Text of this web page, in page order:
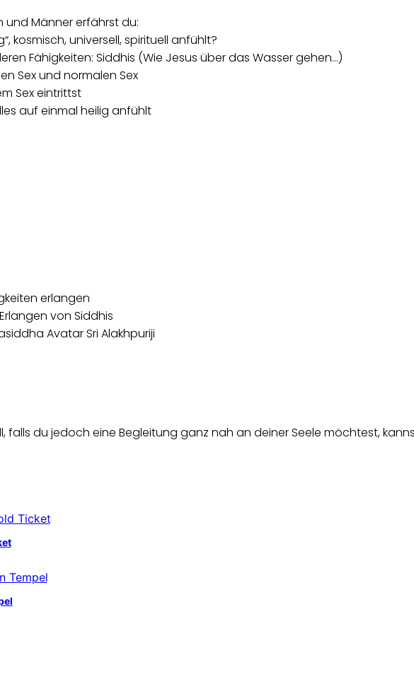
und Männer erfährst du:
kosmisch, universell, spirituell anfühlt?
Fähigkeiten: Siddhis (Wie Jesus über das Wasser gehen…)
Sex und normalen Sex
Sex eintrittst
auf einmal heilig anfühlt
erlangen
von Siddhis
Avatar Sri Alakhpuriji
falls du jedoch eine Begleitung ganz nah an deiner Seele möchtest,